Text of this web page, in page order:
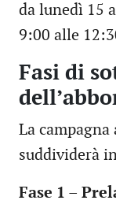
da lunedì 15
9:00 alle
Fasi di
La
suddividerà
Fase 1 –